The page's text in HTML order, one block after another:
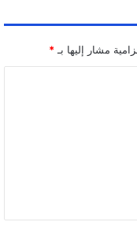
مشار إليها بـ *